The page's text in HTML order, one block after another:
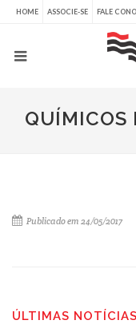
HOME ASSOCIE-SE FALE
QUÍMICOS
Publicado em 24/05/2017
ÚLTIMAS NOTÍCIAS